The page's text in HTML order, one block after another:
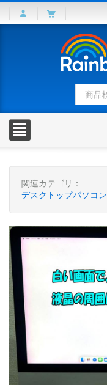
関連カテゴリ：
デスクトップパソコン